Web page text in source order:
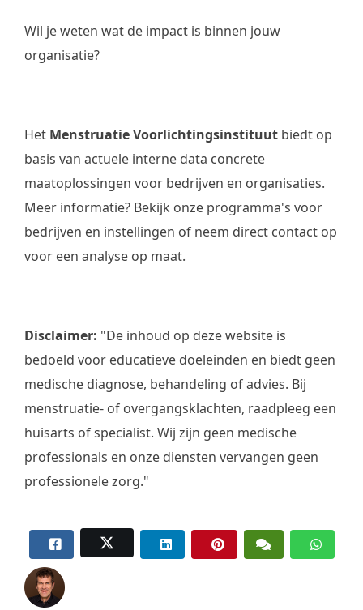
Wil je weten wat de impact is binnen jouw
organisatie?
Het Menstruatie Voorlichtingsinstituut biedt op
basis van actuele interne data concrete
maatoplossingen voor bedrijven en organisaties.
Meer informatie? Bekijk onze programma's voor
bedrijven en instellingen of neem direct contact op
voor een analyse op maat.
Disclaimer: "De inhoud op deze website is
bedoeld voor educatieve doeleinden en biedt geen
medische diagnose, behandeling of advies. Bij
menstruatie- of overgangsklachten, raadpleeg een
huisarts of specialist. Wij zijn geen medische
professionals en onze diensten vervangen geen
professionele zorg."